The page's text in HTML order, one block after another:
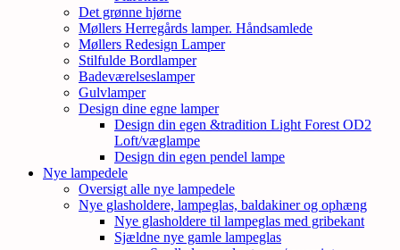
Det grønne hjørne
Møllers Herregårds lamper. Håndsamlede
Møllers Redesign Lamper
Stilfulde Bordlamper
Badeværelseslamper
Gulvlamper
Design dine egne lamper
Design din egen &tradition Light Forest OD2
Loft/væglampe
Design din egen pendel lampe
Nye lampedele
Oversigt alle nye lampedele
Nye glasholdere, lampeglas, baldakiner og ophæng
Nye glasholdere til lampeglas med gribekant
Sjældne nye gamle lampeglas